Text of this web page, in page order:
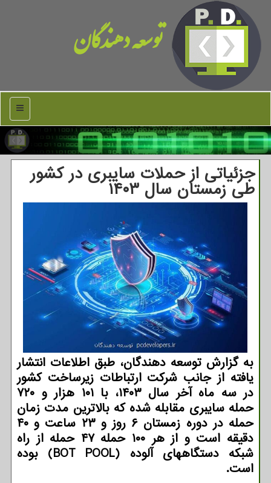
توسعه دهندگان
منو
جزئیاتی از حملات سایبری در کشور
طی زمستان سال ۱۴۰۳
به گزارش توسعه دهندگان، طبق اطلاعات انتشار
یافته از جانب شرکت ارتباطات زیرساخت کشور
در سه ماه آخر سال ۱۴۰۳، با ۱۰۱ هزار و ۷۲۰
حمله سایبری مقابله شده که بالاترین مدت زمان
حمله در دوره زمستان ۶ روز و ۲۳ ساعت و ۴۰
دقیقه است و از هر ۱۰۰ حمله ۴۷ حمله از راه
شبکه دستگاههای آلوده (BOT POOL) بوده
است.